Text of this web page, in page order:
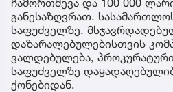
განესაზღვრათ.
საფუძველზე,
დაზარალებულებისთვის
ვალდებულება,
საფუძველზე
ქონებიდან.